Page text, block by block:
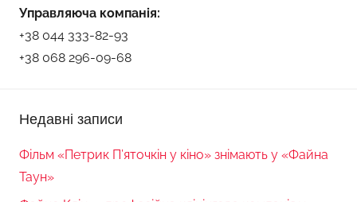
Управляюча компанія:
+38 044 333-82-93
+38 068 296-09-68
Недавні записи
Фільм «Петрик П’яточкін у кіно» знімають у «Файна
Таун»